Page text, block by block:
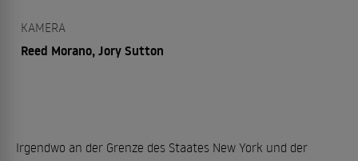
KAMERA
Reed Morano, Jory Sutton
Irgendwo an der Grenze des Staates New York und der